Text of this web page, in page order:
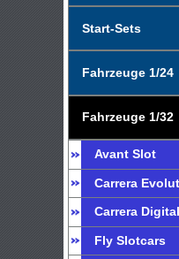
Start-Sets
Fahrzeuge 1/24
Fahrzeuge 1/32
Avant Slot
Carrera
Carrera
Fly Slotcars